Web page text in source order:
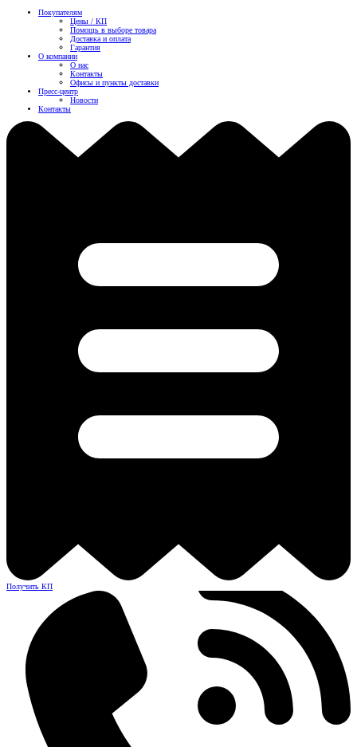
Покупателям
Цены / КП
Помощь в выборе товара
Доставка и оплата
Гарантия
О компании
О нас
Контакты
Офисы и пункты доставки
Пресс-центр
Новости
Контакты
Получить КП